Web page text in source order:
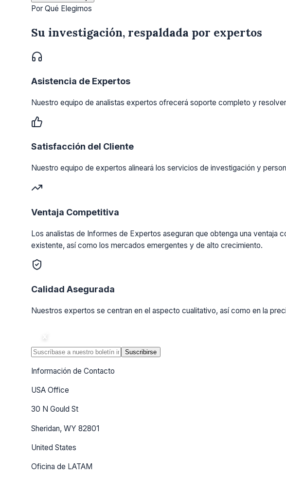
Por Qué Elegirnos
Su investigación, respaldada por expertos
Asistencia de Expertos
Nuestro equipo de analistas expertos ofrecerá soporte completo y
Satisfacción del Cliente
Nuestro equipo de expertos alineará los servicios de investigación y
Ventaja Competitiva
Los analistas de Informes de Expertos aseguran que obtenga una ventaja
existente, así como los mercados emergentes y de alto crecimiento.
Calidad Asegurada
Nuestros expertos se centran en el aspecto cualitativo, así como en la
Suscribirse
Información de Contacto
USA Office
30 N Gould St
Sheridan, WY 82801
United States
Oficina de LATAM